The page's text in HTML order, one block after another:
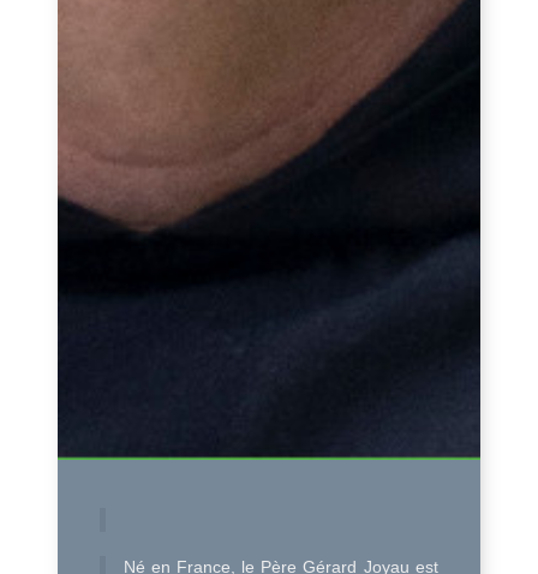
Né en France, le Père Gérard Joyau est